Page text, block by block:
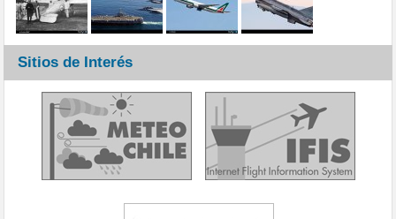
Sitios de Interés